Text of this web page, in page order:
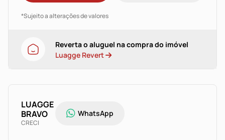
*Sujeito a alterações de valores
Reverta o aluguel na compra do imóvel
Luagge Revert
LUAGGE
BRAVO
CRECI
WhatsApp